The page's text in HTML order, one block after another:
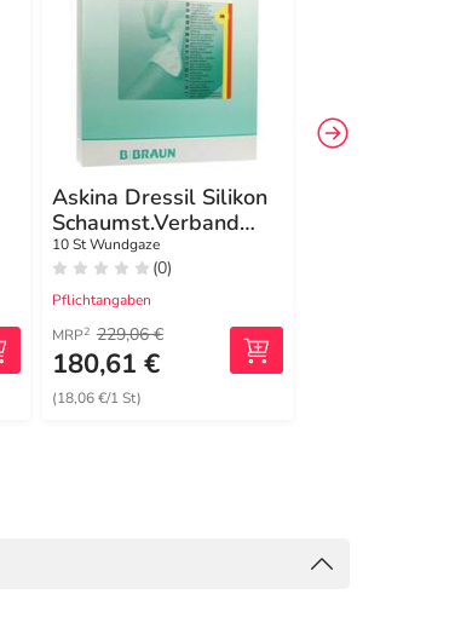
Askina Dressil Silikon
Schaumst.Verband
10x10cm
10 St Wundgaze
(0)
Pflichtangaben
MRP2 229,06 €
180,61 €
(18,06 €/1 St)